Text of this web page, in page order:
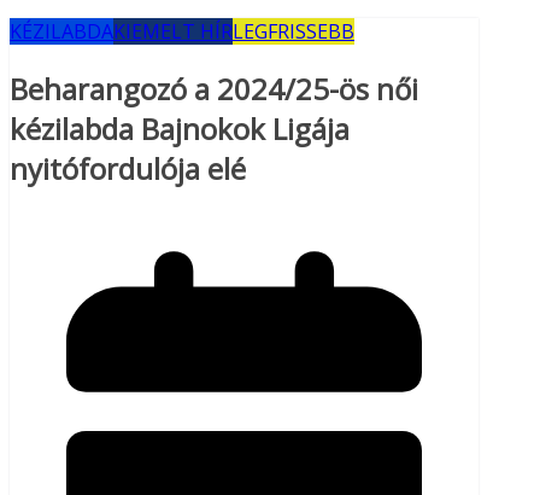
KÉZILABDAKIEMELT HÍRLEGFRISSEBB
Beharangozó a 2024/25-ös női
kézilabda Bajnokok Ligája
nyitófordulója elé